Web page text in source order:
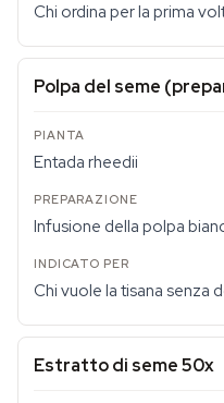
Chi ordina per la prima
Polpa del seme
Entada rheedii
Infusione della polpa
Chi vuole la tisana senza
Estratto di seme 50x